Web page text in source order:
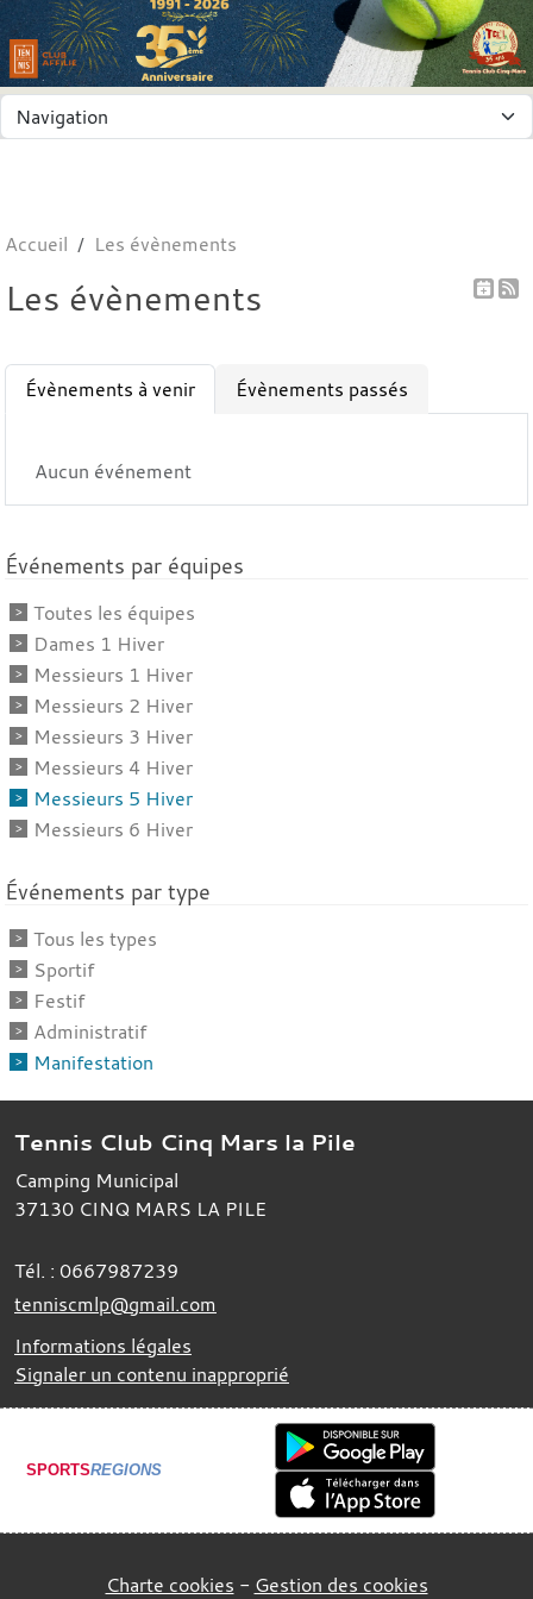
Accueil Les évènements
Les évènements
Évènements à venir Évènements passés
Aucun événement
Événements par équipes
Toutes les équipes
Dames 1 Hiver
Messieurs 1 Hiver
Messieurs 2 Hiver
Messieurs 3 Hiver
Messieurs 4 Hiver
Messieurs 5 Hiver
Messieurs 6 Hiver
Événements par type
Tous les types
Sportif
Festif
Administratif
Manifestation
Tennis Club Cinq Mars la Pile
Camping Municipal
37130 CINQ MARS LA PILE
Tél. : 0667987239
tenniscmlp@gmail.com
Informations légales
Signaler un contenu inapproprié
SPORTSREGIONS
Charte cookies Gestion des cookies
Panneau de gestion des cookies